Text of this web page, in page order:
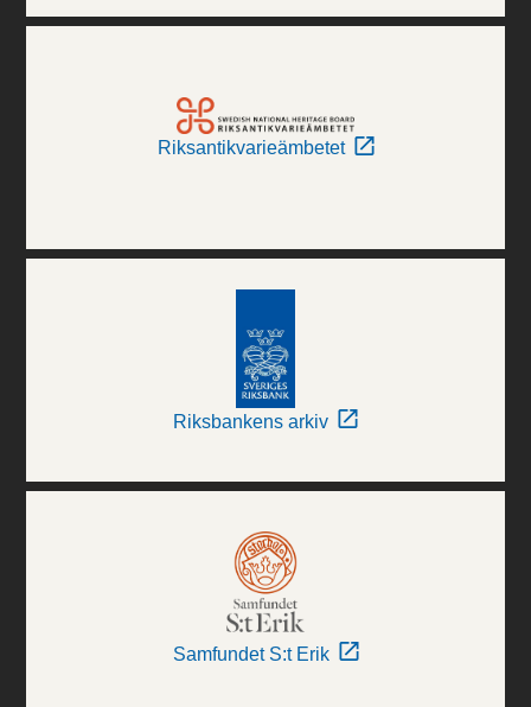
Riksantikvarieämbetet
Riksbankens arkiv
Samfundet S:t Erik